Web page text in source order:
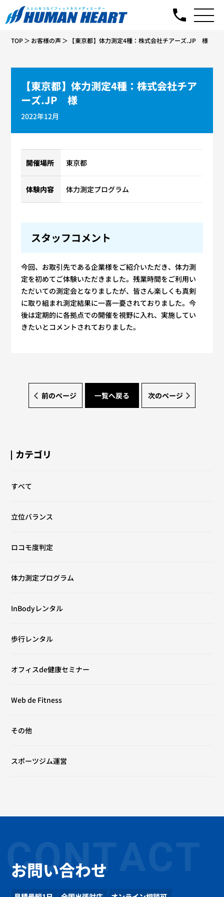
TOP お客様の声 【東京都】体力測定4種：株式会社チアーズ.JP 様
【東京都】体力測定4種：株式会社チア
ーズ.JP 様
2022年12月
開催場所 東京都
体験内容 体力測定プログラム
スタッフコメント
今回、お取引先である企業様をご紹介いただき、体力測
定を初めてご体験いただきました。残業時間をご利用い
ただいての測定会となりましたが、皆さん楽しくも真剣
に取り組まれ測定結果に一喜一憂されておりました。今
後は定期的に各拠点での開催を視野に入れ、実施してい
きたいとコメントされておりました。
前のページ 一覧へ戻る 次のページ
カテゴリ
すべて
立位バランス
ロコモ度判定
体力測定プログラム
InBodyレンタル
歩行レンタル
オフィスde健康セミナー
Web de Fitness
その他
スポーツジム運営
お問い合わせ
CONTACT